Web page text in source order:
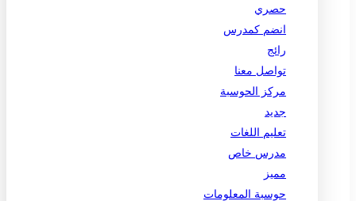
حصري
انضم كمدرس
رائج
تواصل معنا
مركز الحوسبة
جديد
تعليم اللغات
مدرس خاص
مميز
حوسبة المعلومات